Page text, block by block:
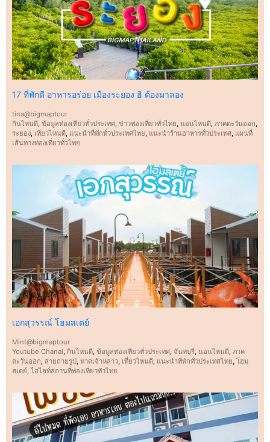
17 ที่พักดี อาหารอร่อย เมืองระยอง ฮิ ต้องมาลอง
tina@bigmaptour
กินไหนดี ข้อมูลท่องเทียวทั่วประเทศ ข่าวท่องเที่ยวทั่วไทย นอนไหนดี ภาคตะวันออก
ระยอง เที่ยวไหนดี แนะนำที่พักทั่วประเทศไทย แนะนำร้านอาหารทั่วประเทศ แผนที่
เส้นทางท่องเที่ยวทั่วไทย
เอกสุวรรณ์​ โฮมสเตย์
Mint@bigmaptour
Youtube Chanal, กินไหนดี, ข้อมูลท่องเทียวทั่วประเทศ, จันทบุรี, นอนไหนดี, ภาค
ตะวันออก, สายถ่ายรูป, หาดเจ้าหลาว, เที่ยวไหนดี, แนะนำที่พักทั่วประเทศไทย, โฮม
สเตย์,ไฮไลท์สถานที่ท่องเที่ยวทั่วไทย